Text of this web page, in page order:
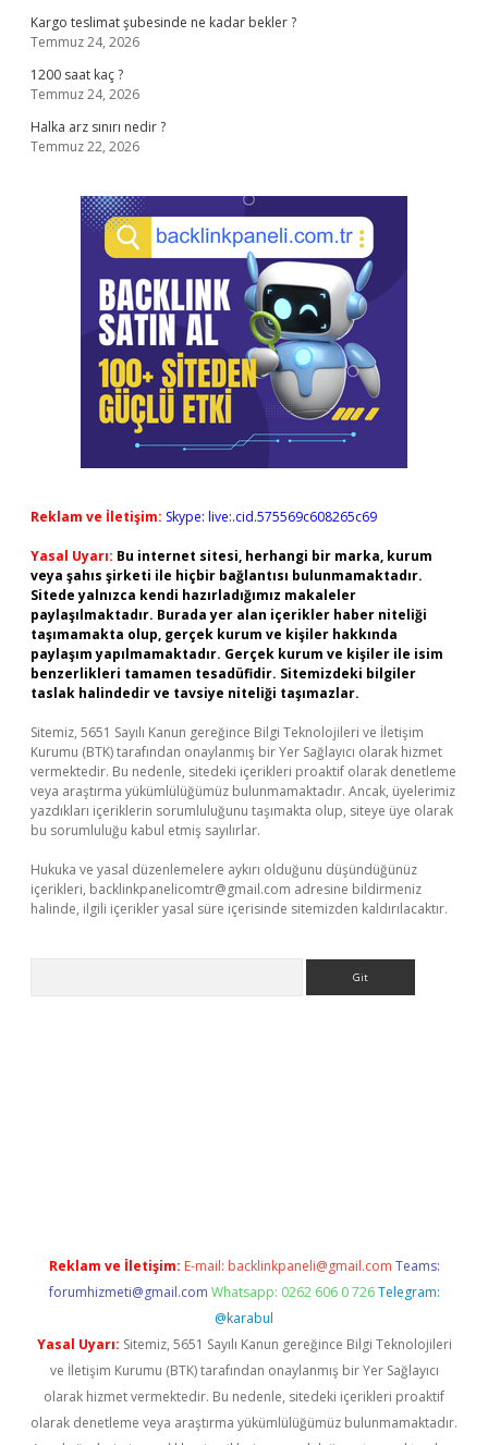
Kargo teslimat şubesinde ne kadar bekler ?
Temmuz 24, 2026
1200 saat kaç ?
Temmuz 24, 2026
Halka arz sınırı nedir ?
Temmuz 22, 2026
Reklam ve İletişim: Skype: live:.cid.575569c608265c69
Yasal Uyarı: Bu internet sitesi, herhangi bir marka, kurum
veya şahıs şirketi ile hiçbir bağlantısı bulunmamaktadır.
Sitede yalnızca kendi hazırladığımız makaleler
paylaşılmaktadır. Burada yer alan içerikler haber niteliği
taşımamakta olup, gerçek kurum ve kişiler hakkında
paylaşım yapılmamaktadır. Gerçek kurum ve kişiler ile isim
benzerlikleri tamamen tesadüfidir. Sitemizdeki bilgiler
taslak halindedir ve tavsiye niteliği taşımazlar.
Sitemiz, 5651 Sayılı Kanun gereğince Bilgi Teknolojileri ve İletişim
Kurumu (BTK) tarafından onaylanmış bir Yer Sağlayıcı olarak hizmet
vermektedir. Bu nedenle, sitedeki içerikleri proaktif olarak denetleme
veya araştırma yükümlülüğümüz bulunmamaktadır. Ancak, üyelerimiz
yazdıkları içeriklerin sorumluluğunu taşımakta olup, siteye üye olarak
bu sorumluluğu kabul etmiş sayılırlar.
Hukuka ve yasal düzenlemelere aykırı olduğunu düşündüğünüz
içerikleri, backlinkpanelicomtr@gmail.com adresine bildirmeniz
halinde, ilgili içerikler yasal süre içerisinde sitemizden kaldırılacaktır.
Reklam ve İletişim: E-mail: backlinkpaneli@gmail.com Teams:
forumhizmeti@gmail.com Whatsapp: 0262 606 0 726 Telegram:
@karabul
Yasal Uyarı: Sitemiz, 5651 Sayılı Kanun gereğince Bilgi Teknolojileri
ve İletişim Kurumu (BTK) tarafından onaylanmış bir Yer Sağlayıcı
olarak hizmet vermektedir. Bu nedenle, sitedeki içerikleri proaktif
olarak denetleme veya araştırma yükümlülüğümüz bulunmamaktadır.